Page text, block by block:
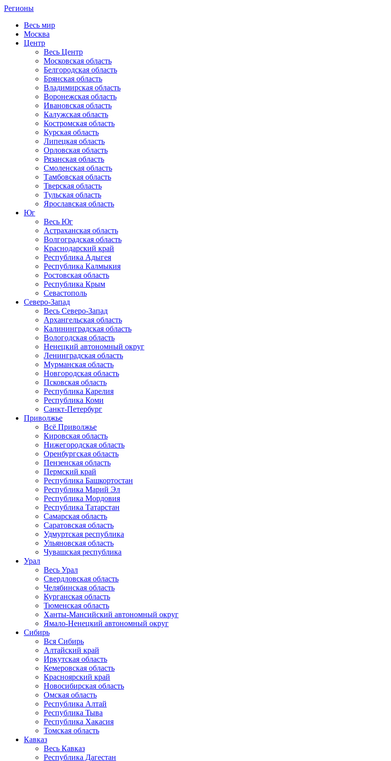
Регионы
Весь мир
Москва
Центр
Весь Центр
Московская область
Белгородская область
Брянская область
Владимирская область
Воронежская область
Ивановская область
Калужская область
Костромская область
Курская область
Липецкая область
Орловская область
Рязанская область
Смоленская область
Тамбовская область
Тверская область
Тульская область
Ярославская область
Юг
Весь Юг
Астраханская область
Волгоградская область
Краснодарский край
Республика Адыгея
Республика Калмыкия
Ростовская область
Республика Крым
Севастополь
Северо-Запад
Весь Северо-Запад
Архангельская область
Калининградская область
Вологодская область
Ненецкий автономный округ
Ленинградская область
Мурманская область
Новгородская область
Псковская область
Республика Карелия
Республика Коми
Санкт-Петербург
Приволжье
Всё Приволжье
Кировская область
Нижегородская область
Оренбургская область
Пензенская область
Пермский край
Республика Башкортостан
Республика Марий Эл
Республика Мордовия
Республика Татарстан
Самарская область
Саратовская область
Удмуртская республика
Ульяновская область
Чувашская республика
Урал
Весь Урал
Свердловская область
Челябинская область
Курганская область
Тюменская область
Ханты-Мансийский автономный округ
Ямало-Ненецкий автономный округ
Сибирь
Вся Сибирь
Алтайский край
Иркутская область
Кемеровская область
Красноярский край
Новосибирская область
Омская область
Республика Алтай
Республика Тыва
Республика Хакасия
Томская область
Кавказ
Весь Кавказ
Республика Дагестан